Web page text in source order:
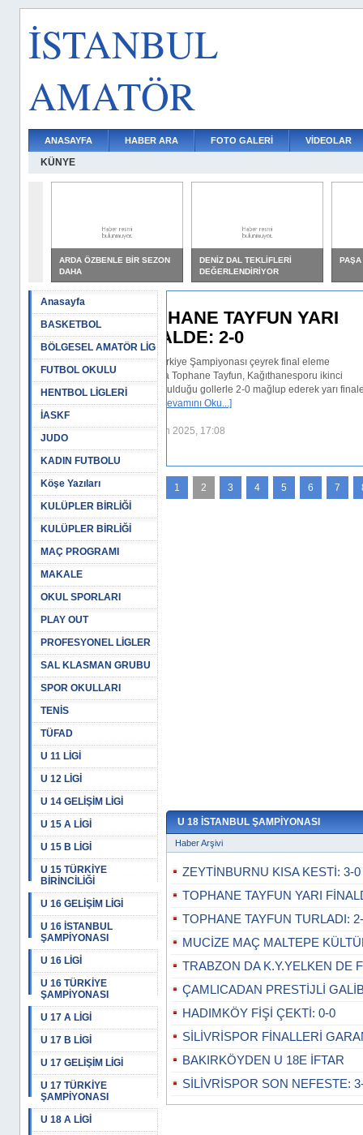
İSTANBUL
AMATÖR
ANASAYFA HABER ARA FOTO GALERİ VİDEOLAR
KÜNYE
ARDA ÖZBENLE BİR SEZON
DAHA
DENİZ DAL TEKLİFLERİ
DEĞERLENDİRİYOR
PAŞA
Anasayfa
BASKETBOL
BÖLGESEL AMATÖR LİG
FUTBOL OKULU
HENTBOL LİGLERİ
İASKF
JUDO
KADIN FUTBOLU
Köşe Yazıları
KULÜPLER BİRLİĞİ
KULÜPLER BİRLİĞİ
MAÇ PROGRAMI
MAKALE
OKUL SPORLARI
PLAY OUT
PROFESYONEL LİGLER
SAL KLASMAN GRUBU
SPOR OKULLARI
TENİS
TÜFAD
U 11 LİGİ
U 12 LİGİ
U 14 GELİŞİM LİGİ
U 15 A LİGİ
U 15 B LİGİ
U 15 TÜRKİYE
BİRİNCİLİĞİ
U 16 GELİŞİM LİGİ
U 16 İSTANBUL
ŞAMPİYONASI
U 16 LİGİ
U 16 TÜRKİYE
ŞAMPİYONASI
U 17 A LİGİ
U 17 B LİGİ
U 17 GELİŞİM LİGİ
U 17 TÜRKİYE
ŞAMPİYONASI
U 18 A LİGİ
TAYFUN YARI
2-0
çeyrek final eleme
Tayfun, Kağıthanesporu ikinci
2-0 mağlup ederek yarı finale
1 2 3 4 5 6 7
U 18 İSTANBUL ŞAMPİYONASI
Haber Arşivi
ZEYTİNBURNU KISA KESTİ: 3-0
TOPHANE TAYFUN YARI
TOPHANE TAYFUN TURLADI:
MUCİZE MAÇ MALTEPE
TRABZON DA K.Y.YELKEN DE
ÇAMLICADAN PRESTİJLİ
HADIMKÖY FİŞİ ÇEKTİ: 0-0
SİLİVRİSPOR FİNALLERİ
BAKIRKÖYDEN U 18E İFTAR
SİLİVRİSPOR SON NEFESTE: